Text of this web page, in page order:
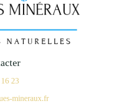
23
mineraux.fr